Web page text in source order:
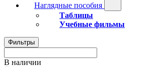
Наглядные пособия
Таблицы
Учебные фильмы
Фильтры
В наличии